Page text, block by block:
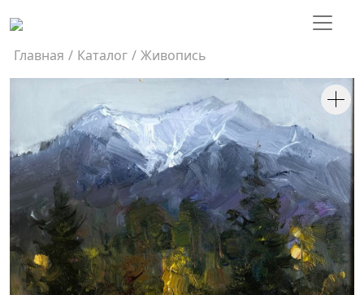
Главная / Каталог / Живопись